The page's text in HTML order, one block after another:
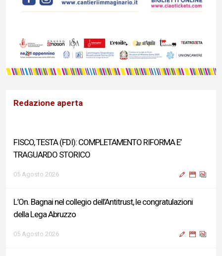
Redazione aperta
FISCO, TESTA (FDI): COMPLETAMENTO RIFORMA E’
TRAGUARDO STORICO
05 Agosto 2026
L’On. Bagnai nel collegio dell’Antitrust, le congratulazioni
della Lega Abruzzo
05 Agosto 2026